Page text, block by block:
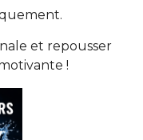
et repousser
!